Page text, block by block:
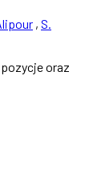
, S.
oraz